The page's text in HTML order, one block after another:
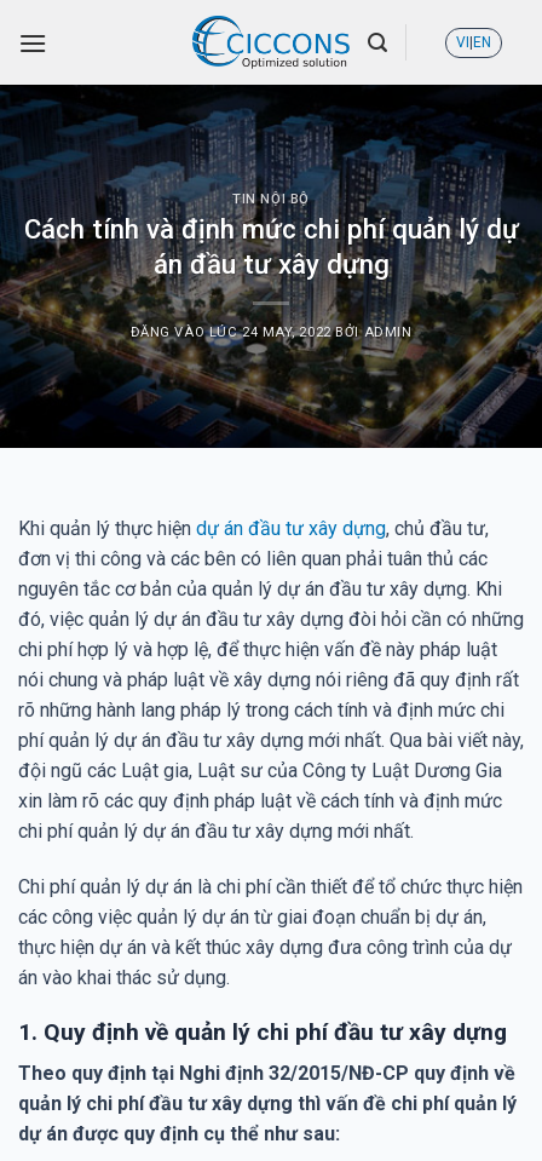
VI|EN
TIN NỘI BỘ
Cách tính và định mức chi phí quản lý dự
án đầu tư xây dựng
ĐĂNG VÀO LÚC24 MAY, 2022BỞIADMIN
Khi quản lý thực hiện dự án đầu tư xây dựng, chủ đầu tư,
đơn vị thi công và các bên có liên quan phải tuân thủ các
nguyên tắc cơ bản của quản lý dự án đầu tư xây dựng. Khi
đó, việc quản lý dự án đầu tư xây dựng đòi hỏi cần có những
chi phí hợp lý và hợp lệ, để thực hiện vấn đề này pháp luật
nói chung và pháp luật về xây dựng nói riêng đã quy định rất
rõ những hành lang pháp lý trong cách tính và định mức chi
phí quản lý dự án đầu tư xây dựng mới nhất. Qua bài viết này,
đội ngũ các Luật gia, Luật sư của Công ty Luật Dương Gia
xin làm rõ các quy định pháp luật về cách tính và định mức
chi phí quản lý dự án đầu tư xây dựng mới nhất.
Chi phí quản lý dự án là chi phí cần thiết để tổ chức thực hiện
các công việc quản lý dự án từ giai đoạn chuẩn bị dự án,
thực hiện dự án và kết thúc xây dựng đưa công trình của dự
án vào khai thác sử dụng.
1. Quy định về quản lý chi phí đầu tư xây dựng
Theo quy định tại Nghi định 32/2015/NĐ-CP quy định về
quản lý chi phí đầu tư xây dựng thì vấn đề chi phí quản lý
dự án được quy định cụ thể như sau: